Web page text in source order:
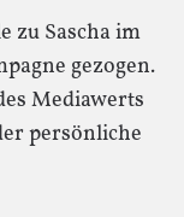
zu Sascha im
gezogen.
Mediawerts
persönliche